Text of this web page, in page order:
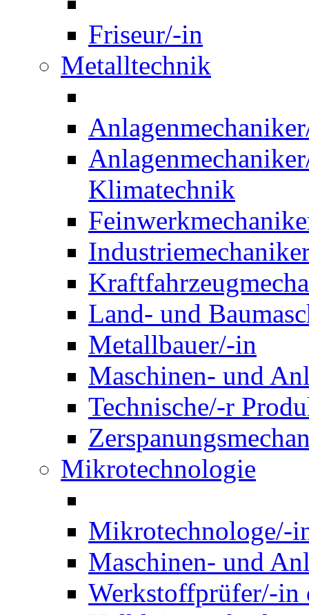
Friseur/-in
Metalltechnik
Klimatechnik
Land- und
Metallbauer/-in
Maschinen- und
Technische/-r
Mikrotechnologie
Mikrotechnologe/-
Maschinen- und
Werkstoffprüfer/-in